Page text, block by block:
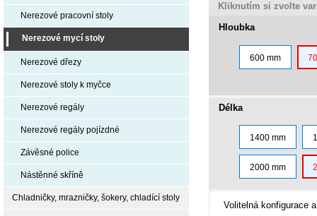
Kliknutím si zvolte
Hloubka
600 mm
Délka
1400 mm
2000 mm
Volitelná konfigurace
Nerezové pracovní stoly
Nerezové mycí stoly
Nerezové dřezy
Nerezové stoly k myčce
Nerezové regály
Nerezové regály pojízdné
Závěsné police
Nástěnné skříně
Chladničky, mrazničky, šokery, chladící stoly